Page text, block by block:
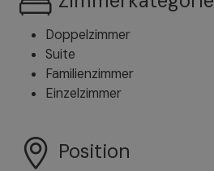
Doppelzimmer
Suite
Familienzimmer
Einzelzimmer
Position